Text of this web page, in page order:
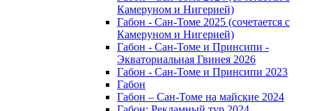
Камеруном и Нигерией)
Габон - Сан-Томе 2025 (сочетается с
Камеруном и Нигерией)
Габон - Сан-Томе и Принсипи -
Экваториальная Гвинея 2026
Габон - Сан-Томе и Принсипи 2023
Габон
Габон – Сан-Томе на майские 2024